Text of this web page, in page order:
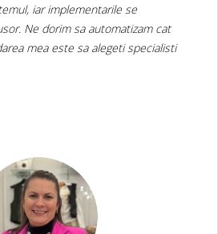
iar implementarile se
Ne dorim sa automatizam cat
mea este sa alegeti specialisti